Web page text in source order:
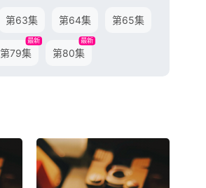
第63集 第64集 第65集
第79集
最新
第80集
最新